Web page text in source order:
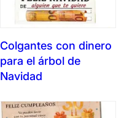
Colgantes con dinero
para el árbol de
Navidad